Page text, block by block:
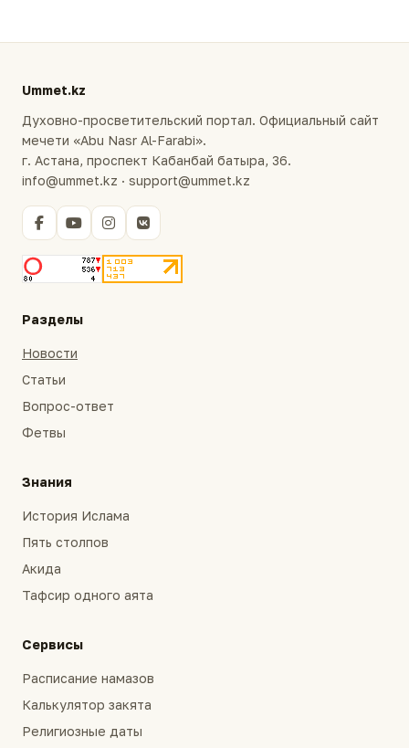
Ummet.kz
Духовно-просветительский портал. Официальный сайт
мечети «Abu Nasr Al-Farabi».
г. Астана, проспект Кабанбай батыра, 36.
info@ummet.kz · support@ummet.kz
Разделы
Новости
Статьи
Вопрос-ответ
Фетвы
Знания
История Ислама
Пять столпов
Акида
Тафсир одного аята
Сервисы
Расписание намазов
Калькулятор закята
Религиозные даты